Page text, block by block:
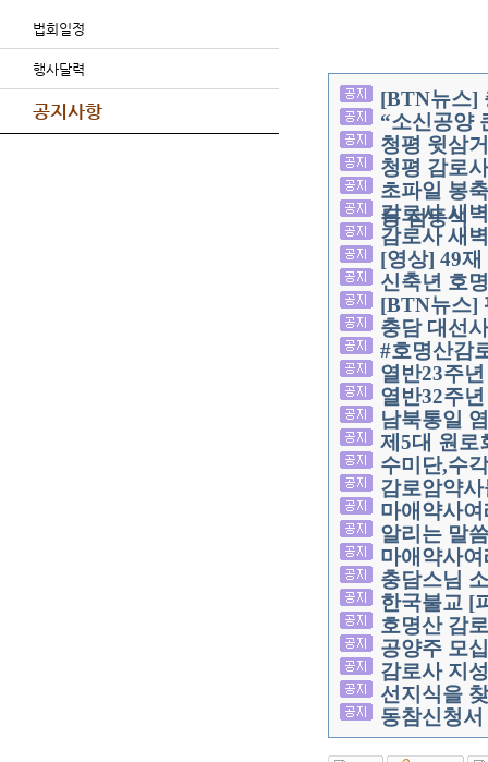
법회일정
행사달력
공지사항
[BTN뉴스]
“소신공양
청평 윗삼
청평 감로
초파일 봉
등 점등식
감로사 새
감로사 새
[영상] 49
신축년 호
[BTN뉴스]
충담 대선
#호명산감
열반23주
열반32주
남북통일
제5대 원로
수미단,수
감로암약
마애약사
알리는 말씀
마애약사
충담스님
한국불교 [
호명산 감
공양주 모
감로사 지
선지식을
동참신청